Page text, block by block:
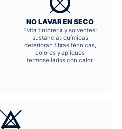
NO LAVAR EN SECO
Evita tintorería y solventes;
sustancias químicas
deterioran fibras técnicas,
colores y apliques
termosellados con calor.